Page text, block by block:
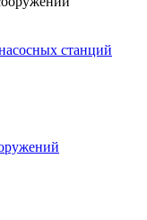
станций